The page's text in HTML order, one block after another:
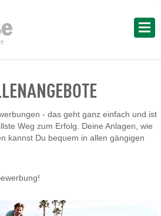
- das geht ganz einfach und ist
Weg zum Erfolg. Deine Anlagen, wie
kannst Du bequem in allen gängigen